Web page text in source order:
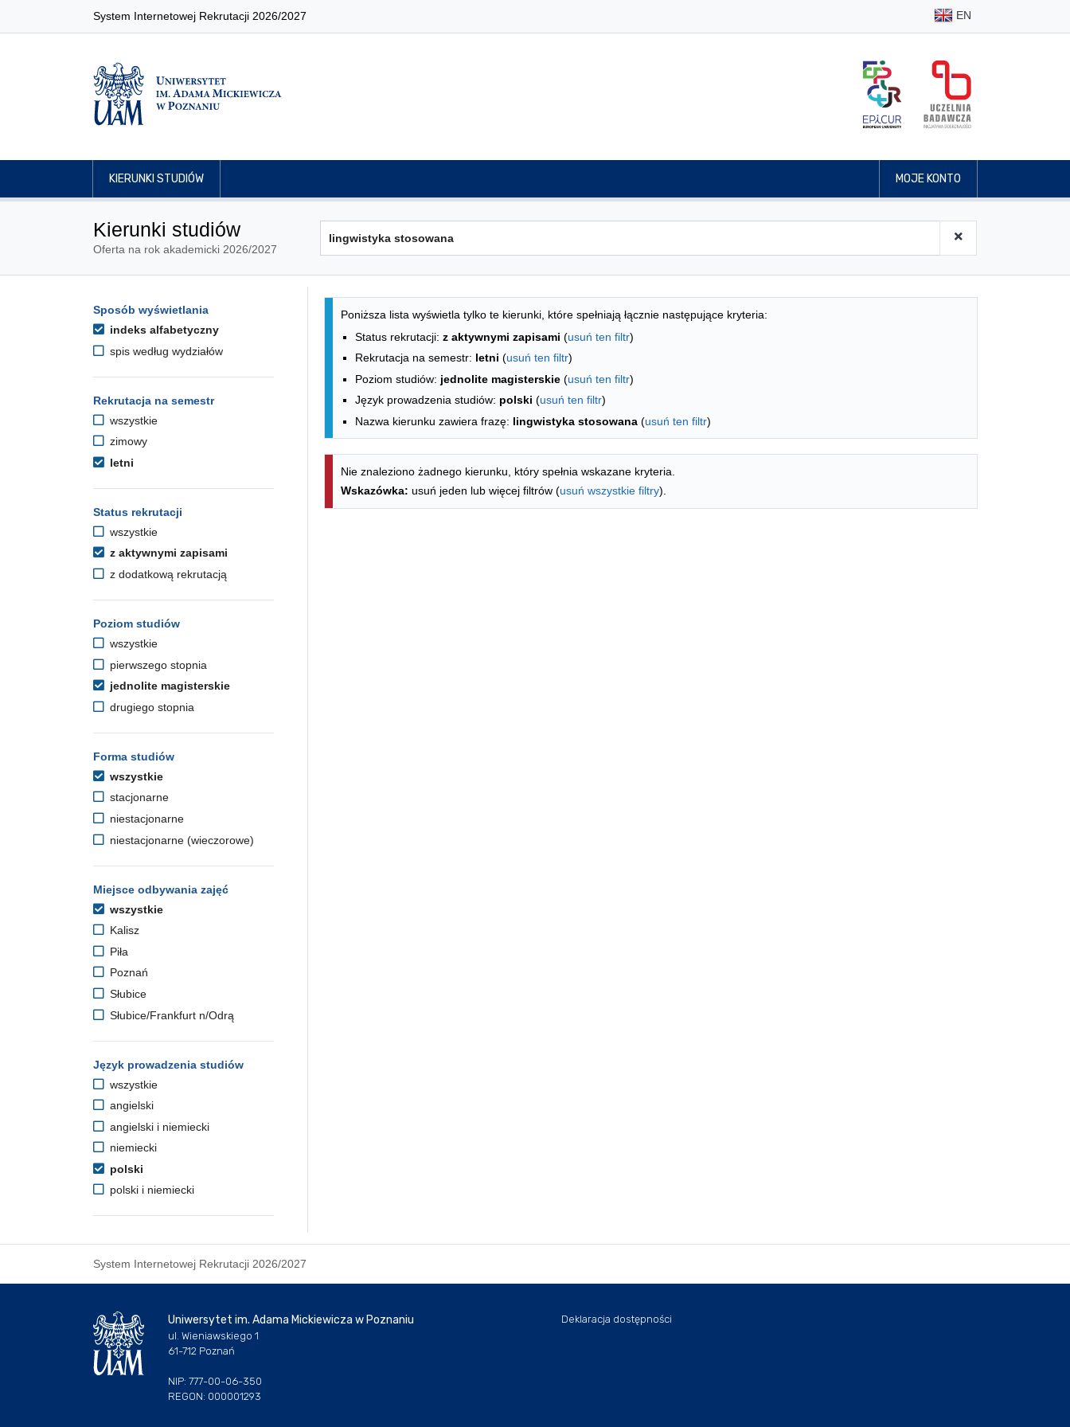
System Internetowej Rekrutacji 2026/2027 EN
KIERUNKI STUDIÓW MOJE KONTO
Kierunki studiów
Oferta na rok akademicki 2026/2027
Opcje filtrowania kierunków studiów
Przejdź do listy kierunków
Sposób wyświetlania
indeks alfabetyczny
spis według wydziałów
Rekrutacja na semestr
wszystkie
zimowy
letni
Status rekrutacji
wszystkie
z aktywnymi zapisami
z dodatkową rekrutacją
Poziom studiów
wszystkie
pierwszego stopnia
jednolite magisterskie
drugiego stopnia
Forma studiów
wszystkie
stacjonarne
niestacjonarne
niestacjonarne (wieczorowe)
Miejsce odbywania zajęć
wszystkie
Kalisz
Piła
Poznań
Słubice
Słubice/Frankfurt n/Odrą
Język prowadzenia studiów
wszystkie
angielski
angielski i niemiecki
niemiecki
polski
polski i niemiecki
Lista kierunków - indeks alfabetyczny
Poniższa lista wyświetla tylko te kierunki, które spełniają łącznie następujące kryteria:
Status rekrutacji: z aktywnymi zapisami (usuń ten filtr)
Rekrutacja na semestr: letni (usuń ten filtr)
Poziom studiów: jednolite magisterskie (usuń ten filtr)
Język prowadzenia studiów: polski (usuń ten filtr)
Nazwa kierunku zawiera frazę: lingwistyka stosowana (usuń ten filtr)
Nie znaleziono żadnego kierunku, który spełnia wskazane kryteria.
Wskazówka: usuń jeden lub więcej filtrów (usuń wszystkie filtry).
System Internetowej Rekrutacji 2026/2027
Uniwersytet im. Adama Mickiewicza w Poznaniu
ul. Wieniawskiego 1
61-712 Poznań
NIP: 777-00-06-350
REGON: 000001293
Deklaracja dostępności